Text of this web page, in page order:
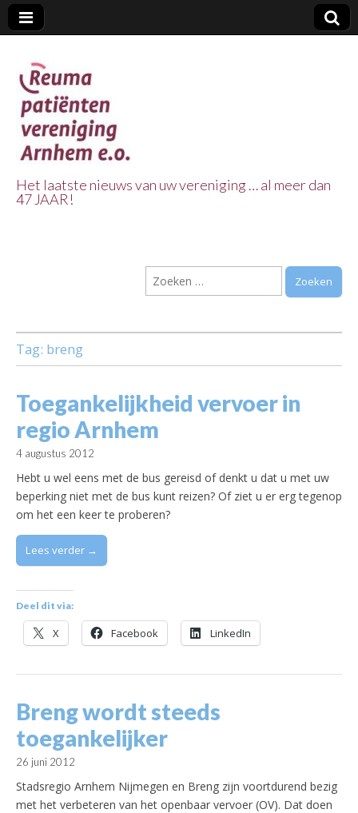
Vereniging
Arnhem e.o.
Het laatste nieuws van uw vereniging … al meer dan
47 JAAR!
Zoeken
naar:
Tag: breng
Toegankelijkheid vervoer in
regio Arnhem
4 augustus 2012
Hebt u wel eens met de bus gereisd of denkt u dat u met uw
beperking niet met de bus kunt reizen? Of ziet u er erg tegenop
om het een keer te proberen?
Lees verder →
Deel dit via:
X Facebook LinkedIn
Breng wordt steeds
toegankelijker
26 juni 2012
Stadsregio Arnhem Nijmegen en Breng zijn voortdurend bezig
met het verbeteren van het openbaar vervoer (OV). Dat doen